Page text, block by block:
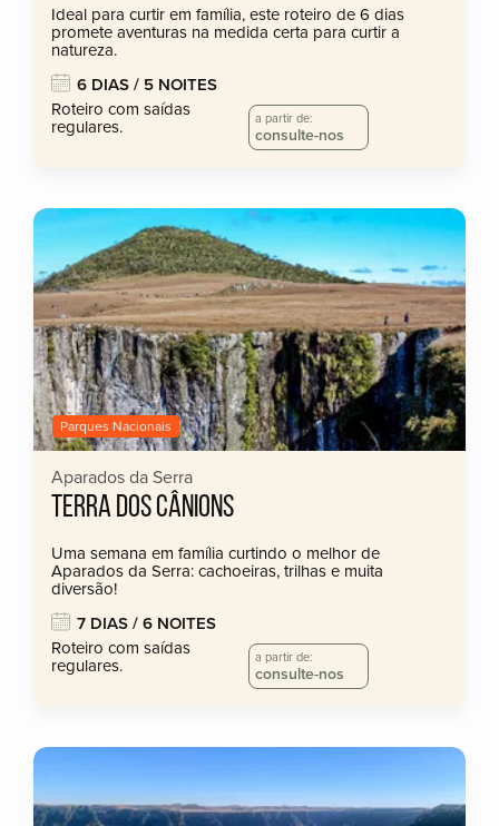
Ideal para curtir em família, este roteiro de 6 dias
promete aventuras na medida certa para curtir a
natureza.
6 DIAS / 5 NOITES
Roteiro com saídas
regulares. a partir de:
consulte-nos
Parques Nacionais
Aparados da Serra
TERRA DOS CÂNIONS
Uma semana em família curtindo o melhor de
Aparados da Serra: cachoeiras, trilhas e muita
diversão!
7 DIAS / 6 NOITES
Roteiro com saídas
regulares. a partir de:
consulte-nos